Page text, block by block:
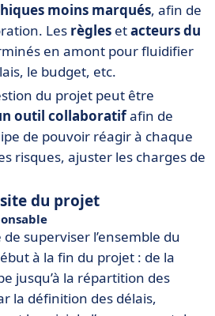
moins marqués, afin de
Les règles etacteurs du
en amont pour fluidifier
le budget, etc.
du projet peut être
outil collaboratifafin de
de pouvoir réagir à chaque
risques, ajuster les charges de
du projet
superviser l’ensemble du
à la fin du projet : de la
jusqu’à la répartition des
la définition des délais,